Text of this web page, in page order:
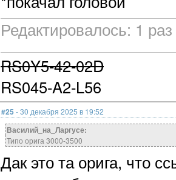
Редактировалось: 1
RS0Y5-42-02D
RS045-A2-L56
#25 - 30 декабря 2025 в 19:52
Василий_на_Ларгусе:
Типо орига 3000-3500
Дак это та орига, что